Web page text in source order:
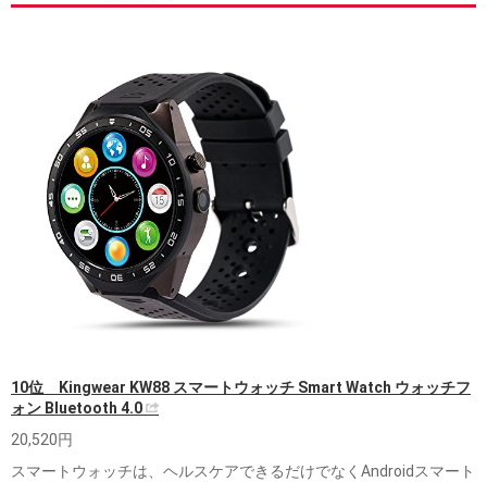
10位 Kingwear KW88 スマートウォッチ Smart Watch ウォッチフ
ォン Bluetooth 4.0
20,520円
スマートウォッチは、ヘルスケアできるだけでなくAndroidスマート